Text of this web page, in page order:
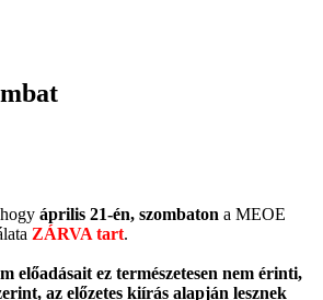
április 21-én, szombaton a MEOE
ZÁRVA tart.
előadásait ez természetesen nem érinti,
az előzetes kiírás alapján lesznek